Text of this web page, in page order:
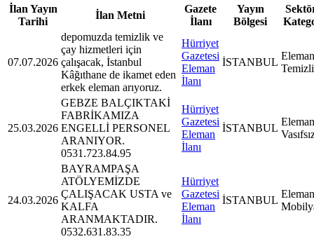
İlan Yayın
Tarihi
İlan Metni
Gazete
İlanı
Yayın
Bölgesi
07.07.2026
depomuzda temizlik ve
çay hizmetleri için
çalışacak, İstanbul
Kâğıthane de ikamet eden
erkek eleman arıyoruz.
Hürriyet
Gazetesi
Eleman
İlanı
İSTANBUL
25.03.2026
GEBZE BALÇIKTAKİ
FABRİKAMIZA
ENGELLİ PERSONEL
ARANIYOR.
0531.723.84.95
Hürriyet
Gazetesi
Eleman
İlanı
İSTANBUL
24.03.2026
BAYRAMPAŞA
ATÖLYEMİZDE
ÇALIŞACAK USTA ve
KALFA
ARANMAKTADIR.
0532.631.83.35
Hürriyet
Gazetesi
Eleman
İlanı
İSTANBUL